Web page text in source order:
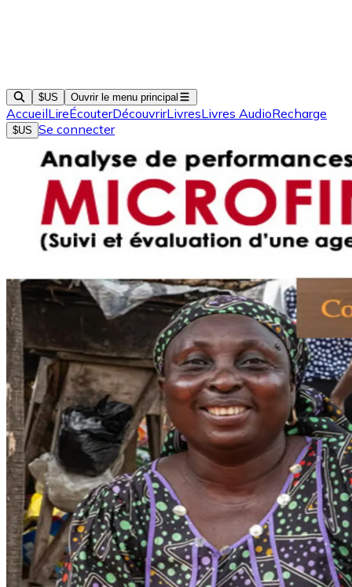
$US Ouvrir le menu principal
AccueilLireÉcouterDécouvrirLivresLivres AudioRecharge
$US Se connecter